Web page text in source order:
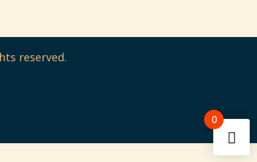
reserved.
0